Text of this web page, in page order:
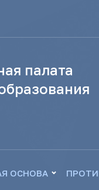
палата
ОСНОВА